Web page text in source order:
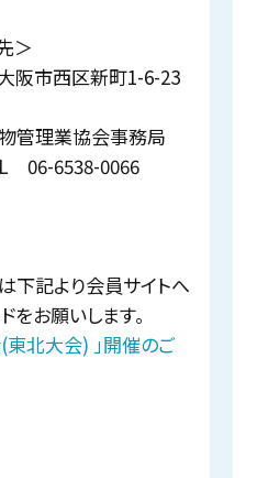
＞
阪市西区新町1-6-23
管理業協会事務局
06-6538-0066
下記より会員サイトへ
をお願いします。
東北大会) 」開催のご